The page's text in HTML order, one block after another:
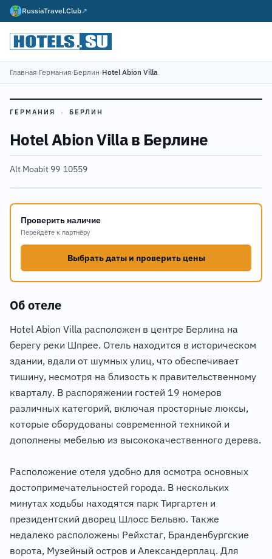
RussiaTravel.Club↗
Главная›Германия›Берлин›Hotel Abion Villa
ГЕРМАНИЯ › БЕРЛИН
Hotel Abion Villa в Берлине
Alt Moabit 99·10559
Проверить наличие
Перейдёте к партнёру
Выбрать даты и проверить цены
Об отеле
Hotel Abion Villa расположен в центре Берлина на
берегу реки Шпрее. Отель находится в историческом
здании, вдали от шумных улиц, что обеспечивает
тишину, несмотря на близость к правительственному
кварталу. В распоряжении гостей 19 номеров
различных категорий, включая просторные люксы,
которые оборудованы современной техникой и
дополнены мебелью из высококачественного дерева.
Расположение отеля удобно для осмотра основных
достопримечательностей города. В нескольких
минутах ходьбы находятся парк Тиргартен и
президентский дворец Шлосс Бельвю. Также
недалеко расположены Рейхстаг, Бранденбургские
ворота, Музейный остров и Александерплац. Для